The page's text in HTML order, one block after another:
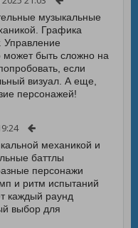
музыкальные
Графика
Управление
может быть сложно на
если
визуал. А еще,
персонажей!
механикой и
баттлы
персонажи
и ритм испытаний
каждый раунд
выбор для